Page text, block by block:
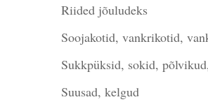
Riided jõuludeks
Soojakotid, vankrikotid,
Sukkpüksid, sokid,
Suusad, kelgud